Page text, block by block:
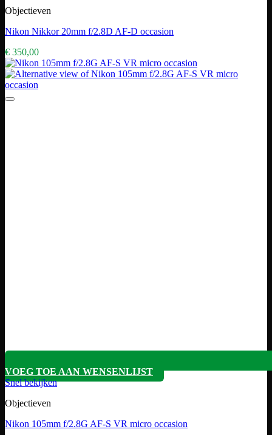
Objectieven
Nikon Nikkor 20mm f/2.8D AF-D occasion
€ 350,00
VOEG TOE AAN WENSENLIJST
Snel bekijken
Objectieven
Nikon 105mm f/2.8G AF-S VR micro occasion